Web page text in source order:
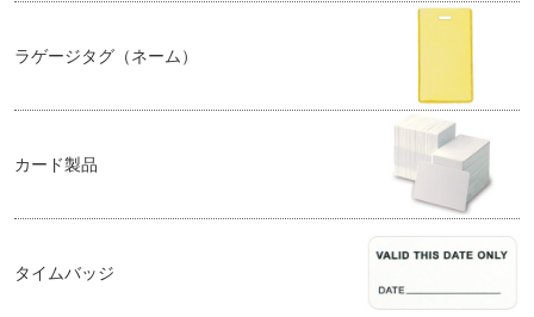
ラゲージタグ（ネーム）
カード製品
タイムバッジ